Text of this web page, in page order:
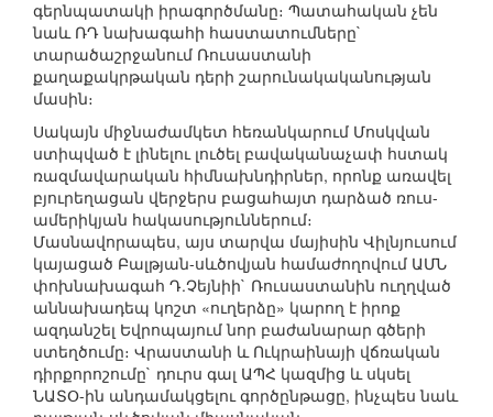
գերնպատակի իրագործմանը։ Պատահական չեն
նաև ՌԴ նախագահի հաստատումները`
տարածաշրջանում Ռուսաստանի
քաղաքակրթական դերի շարունակականության
մասին։
Սակայն միջնաժամկետ հեռանկարում Մոսկվան
ստիպված է լինելու լուծել բավականաչափ հստակ
ռազմավարական հիմնախնդիրներ, որոնք առավել
բյուրեղացան վերջերս բացահայտ դարձած ռուս-
ամերիկյան հակասություններում։
Մասնավորապես, այս տարվա մայիսին Վիլնյուսում
կայացած Բալթյան-սևծովյան համաժողովում ԱՄՆ
փոխնախագահ Դ.Չեյնիի` Ռուսաստանին ուղղված
աննախադեպ կոշտ «ուղերձը» կարող է իրոք
ազդանշել Եվրոպայում նոր բաժանարար գծերի
ստեղծումը։ Վրաստանի և Ուկրաինայի վճռական
դիրքորոշումը` դուրս գալ ԱՊՀ կազմից և սկսել
ՆԱՏՕ-ին անդամակցելու գործընթացը, ինչպես նաև